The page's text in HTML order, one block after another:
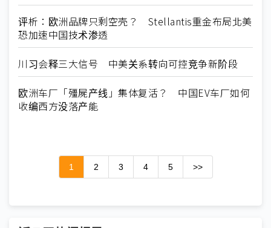
评析：欧洲品牌只剩空壳？ Stellantis重金布局北美
恐加速中国技术渗透
川习会释三大信号 中美关系转向可控竞争新阶段
欧洲车厂「殭屍产线」集体复活？ 中国EV车厂如何
收编西方没落产能
1 2 3 4 5 >>